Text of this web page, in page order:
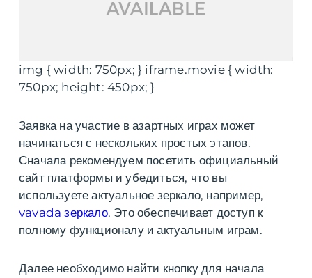
img { width: 750px; } iframe.movie { width:
750px; height: 450px; }
Заявка на участие в азартных играх может
начинаться с нескольких простых этапов.
Сначала рекомендуем посетить официальный
сайт платформы и убедиться, что вы
используете актуальное зеркало, например,
vavada зеркало. Это обеспечивает доступ к
полному функционалу и актуальным играм.
Далее необходимо найти кнопку для начала